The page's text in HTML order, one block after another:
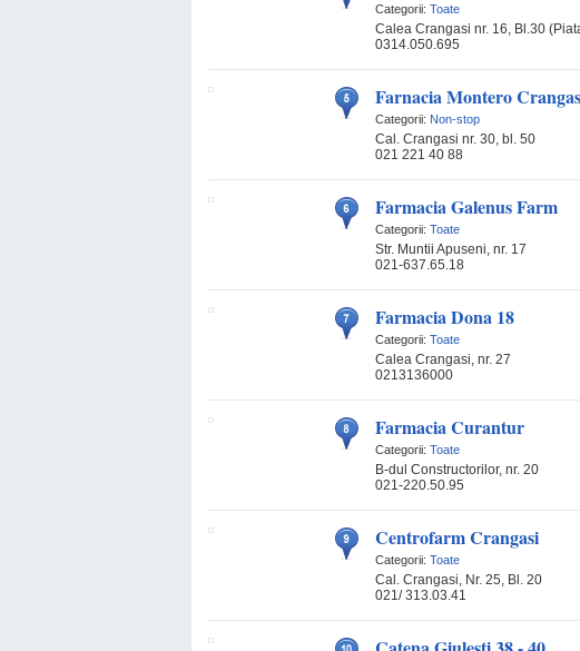
Categorii: Toate
Calea Crangasi nr. 16, Bl.30
0314.050.695
Farnacia Montero
Categorii: Non-stop
Cal. Crangasi nr. 30, bl. 50
021 221 40 88
Farmacia Galenus Farm
Categorii: Toate
Str. Muntii Apuseni, nr. 17
021-637.65.18
Farmacia Dona 18
Categorii: Toate
Calea Crangasi, nr. 27
0213136000
Farmacia Curantur
Categorii: Toate
B-dul Constructorilor, nr. 20
021-220.50.95
Centrofarm Crangasi
Categorii: Toate
Cal. Crangasi, Nr. 25, Bl. 20
021/ 313.03.41